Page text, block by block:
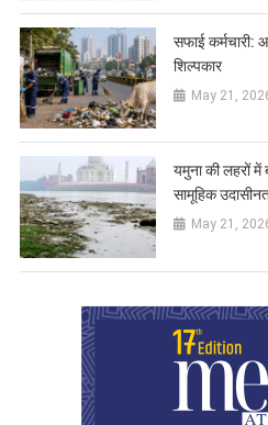
सफाई
शिल्पकार
May 21,
यमुना की लहरों
सामूहिक
May 21,